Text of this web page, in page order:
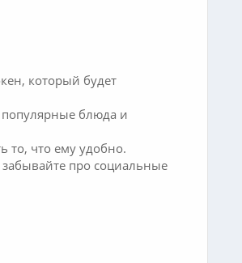
который будет
блюда и
то, что ему удобно.
про социальные